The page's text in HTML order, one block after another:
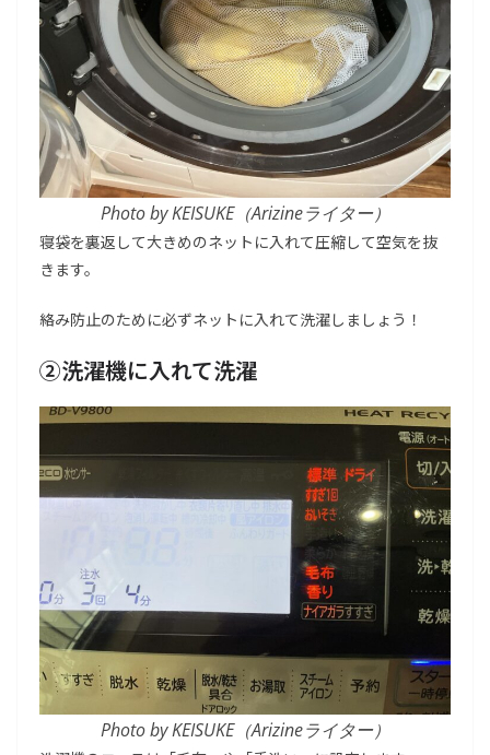
Photo by KEISUKE（Arizineライター）
寝袋を裏返して大きめのネットに入れて圧縮して空気を抜
きます。
絡み防止のために必ずネットに入れて洗濯しましょう！
②洗濯機に入れて洗濯
Photo by KEISUKE（Arizineライター）